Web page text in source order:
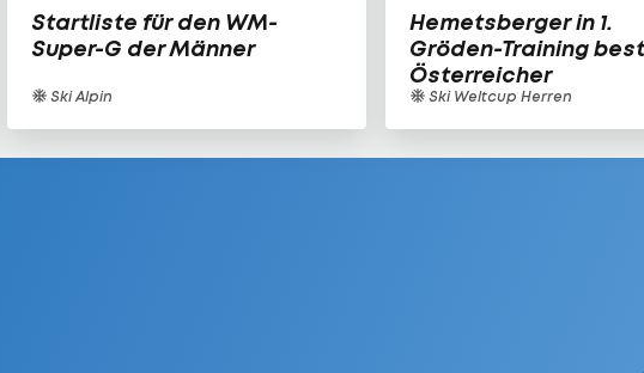
Startliste für den WM-
Super-G der Männer
Ski Alpin
Hemetsberger in 1.
Gröden-Training
Österreicher
Ski Weltcup Herren